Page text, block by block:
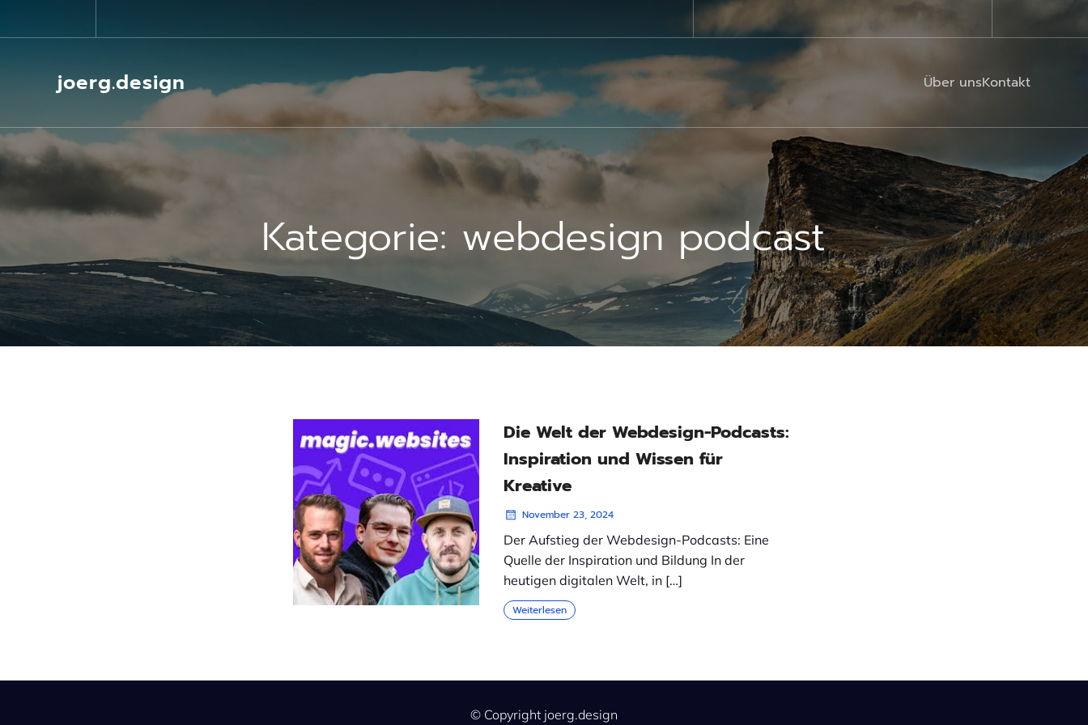
Inhalt
joerg.design Über unsKontakt
Kategorie: webdesign podcast
Die Welt der Webdesign-Podcasts:
Inspiration und Wissen für
Kreative
November 23, 2024
Der Aufstieg der Webdesign-Podcasts: Eine
Quelle der Inspiration und Bildung In der
heutigen digitalen Welt, in […]
Weiterlesen
© Copyright joerg.design